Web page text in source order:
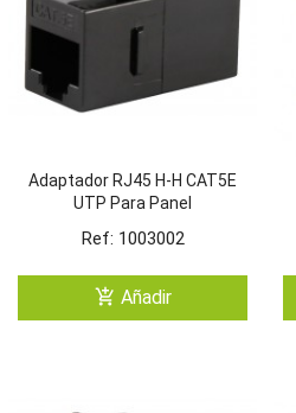
Adaptador RJ45 H-H CAT5E
UTP Para Panel
Ref: 1003002
add_shopping_cart Añadir